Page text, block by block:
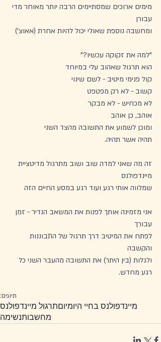
מימים ארוכים שמסתיימים הרבה יותר מאוחר מדי
עבורן
ומחשבה נוספת שאולי יכול להיות אחרת (אאוצ')
"למה את זקוקה עכשיו?"
הוא תרגול שאהוב עלי במיוחד
קול פנימי מיטיב - לשם שינוי
קשוב - לא רק מפטפט
לא מכחיש - לא מבקר
אוהב, כן אוהב
ומוכן לשמוע את התשובה מהצד השני
תהיה אשר תהיה.
זה מה שאני למדה שוב ושוב מתרגול מדיטציית
מיינדפולנס
שמלווה אותי רגע ועוד רגע במסע החיים הזה
אני מזמינה אותך לפנות את המשאב הנדיר - זמן
עבורך
לפתח את המיטיב דרך תרגול של התבוננות
והקשבה
ולגלות (בין היתר) את התשובה מהעבר השני כל
רגע מחדש.
תיוגים:
מיינדפולנס בחיי היומיוםתרגול מיינדפולנס
מחשבותנשימה